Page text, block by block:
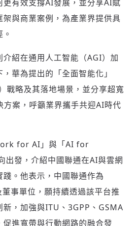
您加入《旭時報》
握國際政經脈動
入發送到
更有效支撐AI發展，並分享AI賦
架與商業案例，為產業界提供具
紹在通用人工智能（AGI）加
華為提出的「全面智能化」
戰略及其落地場景，並分享超寬
方案，呼籲業界攜手共迎AI時代
for AI」與「AI for
發，介紹中國聯通在AI與雲網
。他表示，中國聯通作為
事單位，願持續透過該平台推
，加強與ITU、3GPP、GSMA
進寬帶與行動網路的融合發